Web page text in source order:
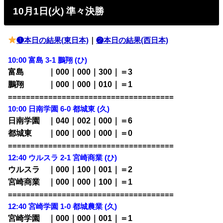
10月1日(火) 準々決勝
❶本日の結果(東日本) ｜❷本日の結果(西日本)
10:00 富島 3-1 鵬翔 (ひ)
富島 ｜000｜000｜300｜＝3
鵬翔 ｜000｜000｜010｜＝1
=====================================
10:00 日南学園 6-0 都城東 (久)
日南学園 ｜040｜002｜000｜＝6
都城東 ｜000｜000｜000｜＝0
=====================================
12:40 ウルスラ 2-1 宮崎商業 (ひ)
ウルスラ ｜000｜100｜001｜＝2
宮崎商業 ｜000｜000｜100｜＝1
=====================================
12:40 宮崎学園 1-0 都城農業 (久)
宮崎学園 ｜000｜000｜001｜＝1